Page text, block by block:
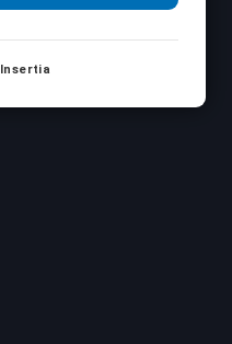
Insertia